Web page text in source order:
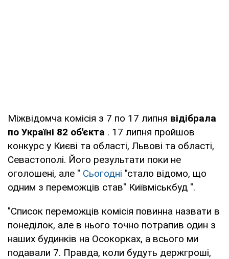
Міжвідомча комісія з 7 по 17 липня відібрала
по Україні 82 об'єкта . 17 липня пройшов
конкурс у Києві та області, Львові та області,
Севастополі. Його результати поки не
оголошені, але " Сьогодні "стало відомо, що
одним з переможців став" Київміськбуд ".
"Список переможців комісія повинна назвати в
понеділок, але в нього точно потрапив один з
наших будинків на Осокорках, а всього ми
подавали 7. Правда, коли будуть держгроші,